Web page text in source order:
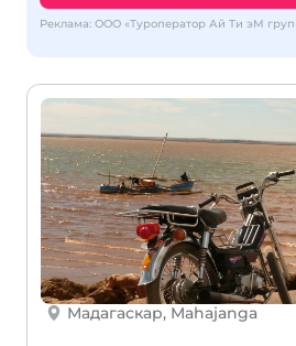
Реклама: ООО «Туроператор Ай Ти эМ
Мадагаскар, Mahajanga